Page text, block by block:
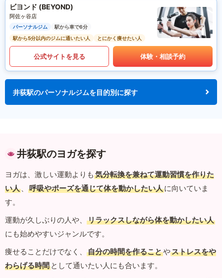
ビヨンド (BEYOND)
阿佐ヶ谷店
パーソナルジム
駅から車で6分
駅から5分以内のジムに通いたい人
とにかく痩せたい人
公式サイトを見る 体験・相談予約
井荻駅のパーソナルジムを目的別に探す
井荻駅のヨガを探す
ヨガは、激しい運動よりも 気分転換を兼ねて運動習慣を作りた
い人 、 呼吸やポーズを通じて体を動かしたい人に向いていま
す。
運動が久しぶりの人や、
リラックスしながら体を動かしたい人
にも始めやすいジャンルです。
痩せることだけでなく、
自分の時間を作ることやストレスをや
わらげる時間 として通いたい人にも合います。